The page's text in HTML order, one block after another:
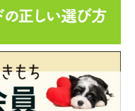
いる人もいれば、突然猫
まな体験談がありました
まれたての子猫を拾って